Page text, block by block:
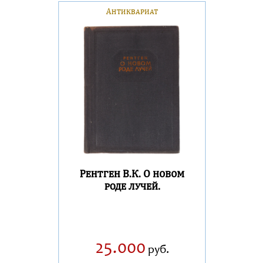
Антиквариат
Рентген В.К. О новом
роде лучей.
25.000 руб.